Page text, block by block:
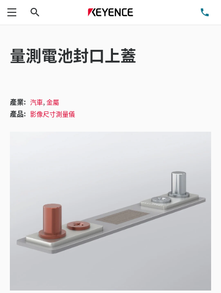
功能表
量測電池封口上蓋
產業: 汽車, 金屬
產品: 影像尺寸測量儀